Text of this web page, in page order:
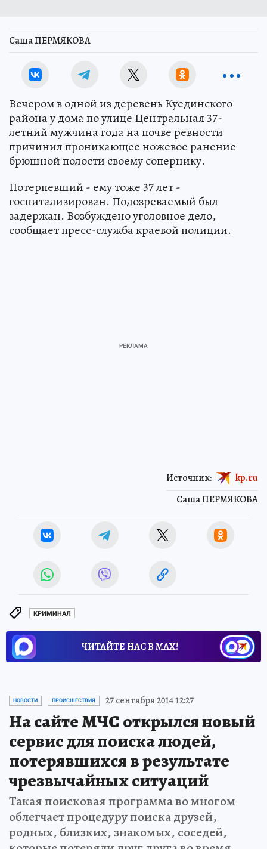
Саша ПЕРМЯКОВА
Вечером в одной из деревень Куединского
района у дома по улице Центральная 37-
летний мужчина года на почве ревности
причинил проникающее ножевое ранение
брюшной полости своему сопернику.
Потерпевший - ему тоже 37 лет -
госпитализирован. Подозреваемый был
задержан. Возбуждено уголовное дело,
сообщает пресс-служба краевой полиции.
Саша ПЕРМЯКОВА
Источник: kp.ru
КРИМИНАЛ
ЧИТАЙТЕ НАС В МАХ!
НОВОСТИ ПРОИСШЕСТВИЯ 27 сентября 2014 12:27
На сайте МЧС открылся новый
сервис для поиска людей,
потерявшихся в результате
чрезвычайных ситуаций
Такая поисковая программа во многом
облегчает процедуру поиска друзей,
родных, близких, знакомых, соседей,